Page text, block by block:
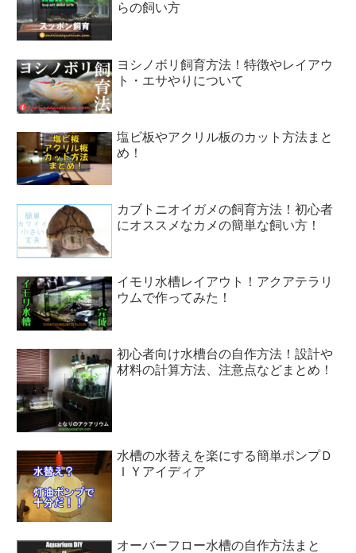
らの飼い方
ヨシノボリ飼育方法！特徴やレイアウ
ト・エサやりについて
塩ビ板やアクリル板のカット方法まと
め！
カブトニオイガメの飼育方法！初心者
にオススメなカメの簡単な飼い方！
イモリ水槽レイアウト！アクアテラリ
ウムで作ってみた！
初心者向け水槽台の自作方法！設計や
材料の計算方法、注意点などまとめ！
水槽の水替えを楽にする簡単ポンプＤ
ＩＹアイディア
オーバーフロー水槽の自作方法まと